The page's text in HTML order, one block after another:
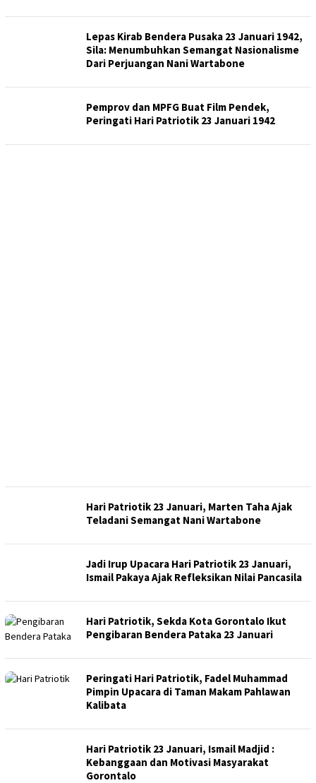
Lepas Kirab Bendera Pusaka 23 Januari 1942,
Sila: Menumbuhkan Semangat Nasionalisme
Dari Perjuangan Nani Wartabone
Pemprov dan MPFG Buat Film Pendek,
Peringati Hari Patriotik 23 Januari 1942
Hari Patriotik 23 Januari, Marten Taha Ajak
Teladani Semangat Nani Wartabone
Jadi Irup Upacara Hari Patriotik 23 Januari,
Ismail Pakaya Ajak Refleksikan Nilai Pancasila
Hari Patriotik, Sekda Kota Gorontalo Ikut
Pengibaran Bendera Pataka 23 Januari
Peringati Hari Patriotik, Fadel Muhammad
Pimpin Upacara di Taman Makam Pahlawan
Kalibata
Hari Patriotik 23 Januari, Ismail Madjid :
Kebanggaan dan Motivasi Masyarakat
Gorontalo